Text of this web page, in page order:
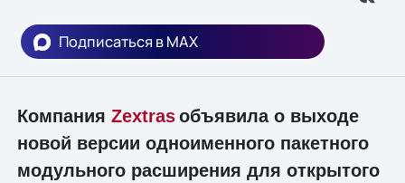
Подписаться в MAX
Компания Zextrasобъявила о выходе
новой версии одноименного пакетного
модульного расширения для открытого